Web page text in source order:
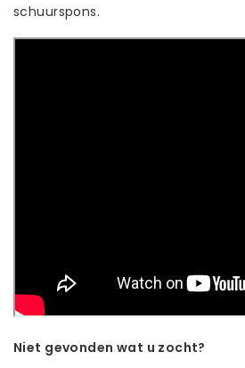
schuurspons.
Niet gevonden wat u zocht?